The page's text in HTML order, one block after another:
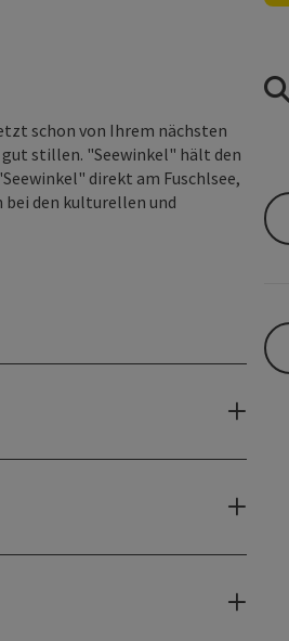
schon von Ihrem nächsten
gut stillen. "Seewinkel" hält den
direkt am Fuschlsee,
bei den kulturellen und